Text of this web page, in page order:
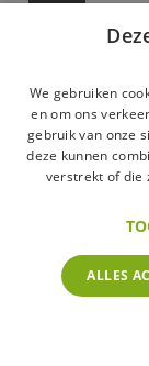
We gebruiken
en om ons
gebruik van onze
deze kunnen
verstrekt of die
ALLES